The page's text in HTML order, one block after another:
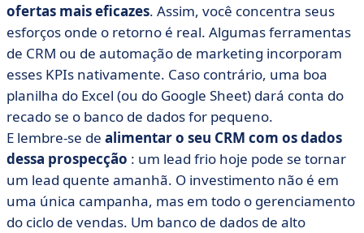
ofertas mais eficazes. Assim, você concentra seus
esforços onde o retorno é real. Algumas ferramentas
de CRM ou de automação de marketing incorporam
esses KPIs nativamente. Caso contrário, uma boa
planilha do Excel (ou do Google Sheet) dará conta do
recado se o banco de dados for pequeno.
E lembre-se de alimentar o seu CRM com os dados
dessa prospecção : um lead frio hoje pode se tornar
um lead quente amanhã. O investimento não é em
uma única campanha, mas em todo o gerenciamento
do ciclo de vendas. Um banco de dados de alto